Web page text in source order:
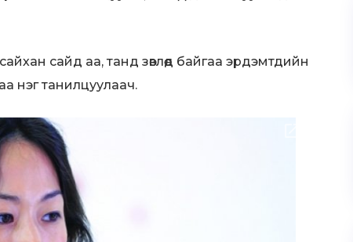
сайд аа, танд зөвлөөд байгаа эрдэмтдийн
нэг танилцуулаач.